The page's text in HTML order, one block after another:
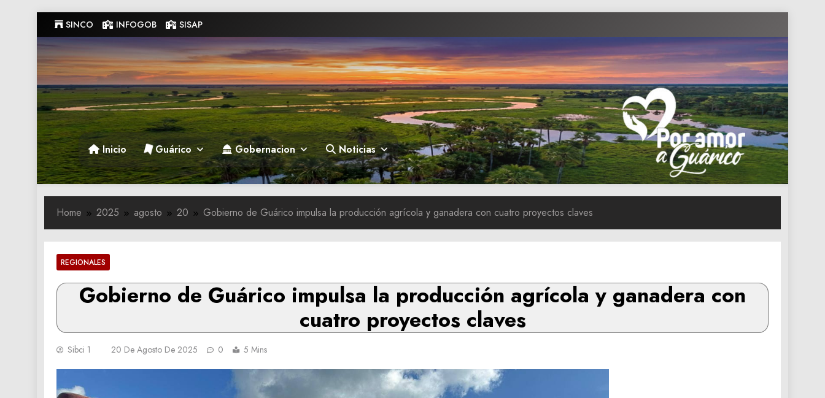
to
content
SINCO INFOGOB SISAP
Gobernacion de Guarico
Gobernacion de Guarico
Inicio Guárico Gobernacion Noticias
Home 2025 agosto 20 Gobierno de Guárico impulsa la producción agrícola y ganadera con cuatro proyectos claves
REGIONALES
Gobierno de Guárico impulsa la producción agrícola y ganadera con
cuatro proyectos claves
Sibci 1 20 De Agosto De 2025 0 5 Mins